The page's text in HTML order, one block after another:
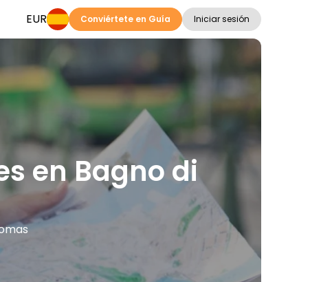
EUR Conviértete en Guía Iniciar sesión
en Bagno di